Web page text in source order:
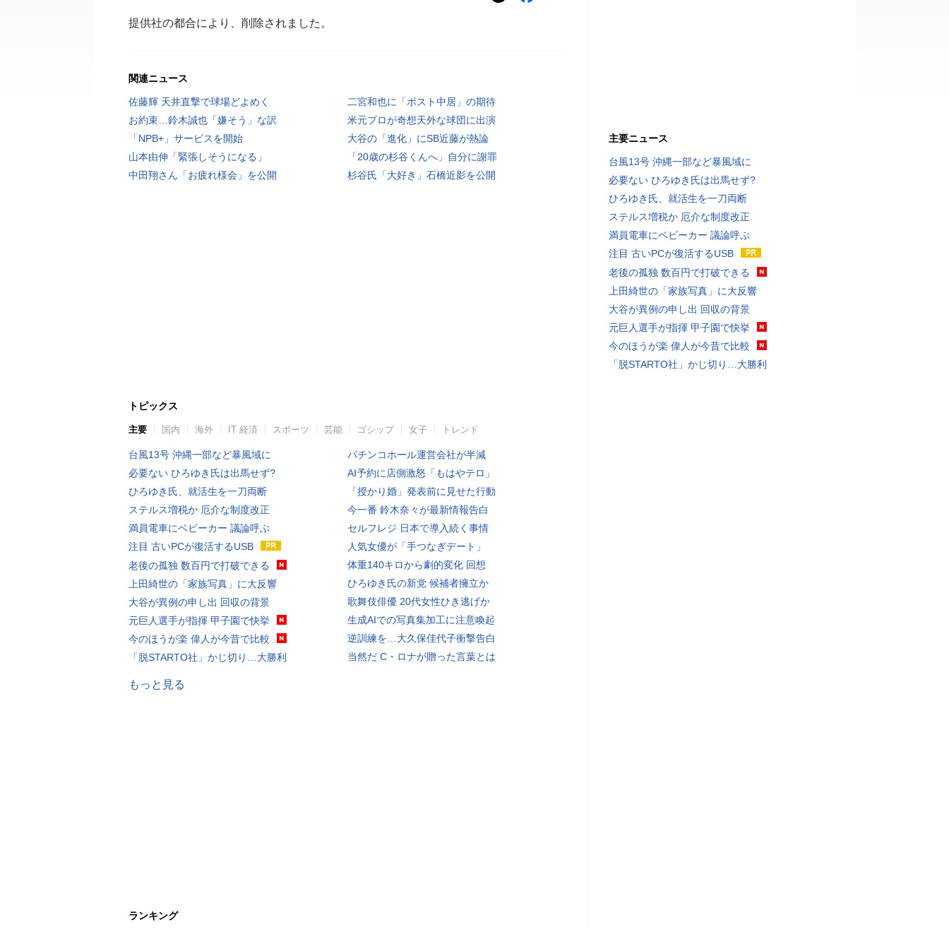
提供社の都合により、削除されました。
関連ニュース
佐藤輝 天井直撃で球場どよめく
二宮和也に「ポスト中居」の期待
お約束…鈴木誠也「嫌そう」な訳
米元プロが奇想天外な球団に出演
「NPB+」サービスを開始
大谷の「進化」にSB近藤が熱論
山本由伸「緊張しそうになる」
「20歳の杉谷くんへ」自分に謝罪
中田翔さん「お疲れ様会」を公開
杉谷氏「大好き」石橋近影を公開
トピックス
主要 国内 海外 IT 経済 スポーツ 芸能 ゴシップ 女子 トレンド
台風13号 沖縄一部など暴風域に
必要ない ひろゆき氏は出馬せず?
ひろゆき氏、就活生を一刀両断
ステルス増税か 厄介な制度改正
満員電車にベビーカー 議論呼ぶ
注目 古いPCが復活するUSB
老後の孤独 数百円で打破できる
上田綺世の「家族写真」に大反響
大谷が異例の申し出 回収の背景
元巨人選手が指揮 甲子園で快挙
今のほうが楽 偉人が今昔で比較
「脱STARTO社」かじ切り…大勝利
パチンコホール運営会社が半減
AI予約に店側激怒「もはやテロ」
「授かり婚」発表前に見せた行動
今一番 鈴木奈々が最新情報告白
セルフレジ 日本で導入続く事情
人気女優が「手つなぎデート」
体重140キロから劇的変化 回想
ひろゆき氏の新党 候補者擁立か
歌舞伎俳優 20代女性ひき逃げか
生成AIでの写真集加工に注意喚起
逆訓練を…大久保佳代子衝撃告白
当然だ C・ロナが贈った言葉とは
もっと見る
ランキング
主要ニュース
台風13号 沖縄一部など暴風域に
必要ない ひろゆき氏は出馬せず?
ひろゆき氏、就活生を一刀両断
ステルス増税か 厄介な制度改正
満員電車にベビーカー 議論呼ぶ
注目 古いPCが復活するUSB
老後の孤独 数百円で打破できる
上田綺世の「家族写真」に大反響
大谷が異例の申し出 回収の背景
元巨人選手が指揮 甲子園で快挙
今のほうが楽 偉人が今昔で比較
「脱STARTO社」かじ切り…大勝利